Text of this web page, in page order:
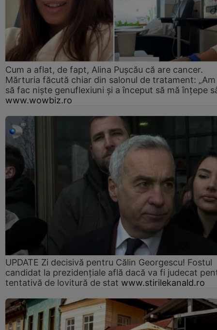
Cum a aflat, de fapt, Alina Pușcău că are cancer.
Mărturia făcută chiar din salonul de tratament:
să fac niște genuflexiuni și a început să mă înțepe
www.wowbiz.ro
UPDATE Zi decisivă pentru Călin Georgescu! Fostul
candidat la prezidențiale află dacă va fi judecat
tentativă de lovitură de stat www.stirilekanald.ro